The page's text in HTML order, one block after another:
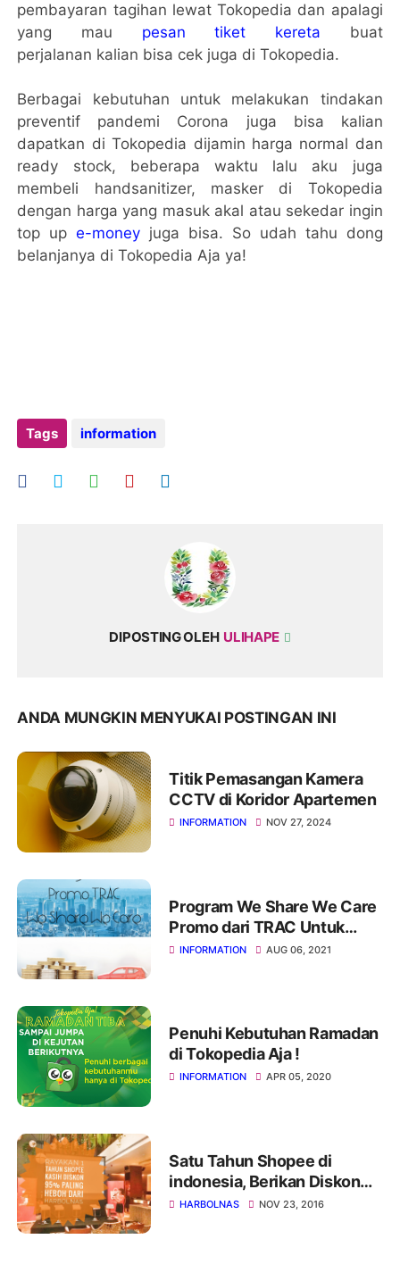
pembayaran tagihan lewat Tokopedia dan apalagi
yang mau pesan tiket kereta buat
perjalanan kalian bisa cek juga di Tokopedia.
Berbagai kebutuhan untuk melakukan tindakan
preventif pandemi Corona juga bisa kalian
dapatkan di Tokopedia dijamin harga normal dan
ready stock, beberapa waktu lalu aku juga
membeli handsanitizer, masker di Tokopedia
dengan harga yang masuk akal atau sekedar ingin
top upe-money juga bisa. So udah tahu dong
belanjanya di Tokopedia Aja ya!
Tags information
DIPOSTING OLEH ULIHAPE
ANDA MUNGKIN MENYUKAI POSTINGAN INI
Titik Pemasangan Kamera
CCTV di Koridor Apartemen
INFORMATION NOV 27, 2024
Program We Share We Care
Promo dari TRAC Untuk
Pekerja Esensial dan Kritikal
INFORMATION AUG 06, 2021
Penuhi Kebutuhan Ramadan
di Tokopedia Aja !
INFORMATION APR 05, 2020
Satu Tahun Shopee di
indonesia, Berikan Diskon
95% Selama 14 Hari
HARBOLNAS NOV 23, 2016